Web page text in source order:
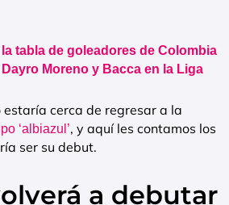
tabla de goleadores de Colombia
Moreno y Bacca en la Liga
estaría cerca de regresar a la
‘albiazul’, y aquí les contamos los
ser su debut.
a debutar